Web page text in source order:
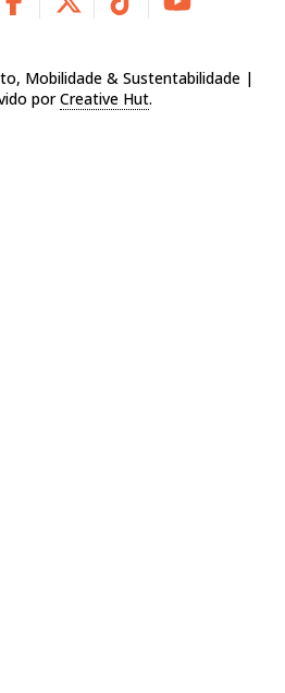
Mobilidade & Sustentabilidade |
porCreative Hut.